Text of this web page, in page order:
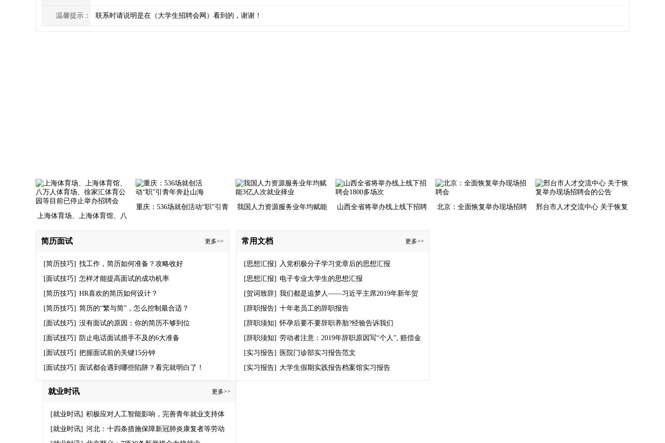
温馨提示： 联系时请说明是在（大学生招聘会网）看到的，谢谢！
上海体育场、上海体育馆、八
等目前已停止举办招聘会
重庆：536场就创活动“职”引青
我国人力资源服务业年均赋能
山西全省将举办线上线下招聘
北京：全面恢复举办现场招聘
邢台市人才交流中心 关于恢复
简历面试 更多>>
[简历技巧] 找工作，简历如何准备？攻略收好
[面试技巧] 怎样才能提高面试的成功机率
[简历技巧] HR喜欢的简历如何设计？
[简历技巧] 简历的“繁与简”，怎么控制最合适？
[面试技巧] 没有面试的原因：你的简历不够到位
[面试技巧]
防止电话面试措手不及的6大准备
[面试技巧] 把握面试前的关键15分钟
[面试技巧] 面试都会遇到哪些陷阱？看完就明白了！
常用文档 更多>>
[思想汇报]
入党积极分子学习党章后的思想汇报
[思想汇报] 电子专业大学生的思想汇报
[贺词致辞] 我们都是追梦人——习近平主席2019年新年贺
词启示录
[辞职报告] 十年老员工的辞职报告
[辞职须知] 怀孕后要不要辞职养胎?经验告诉我们
[辞职须知] 劳动者注意：2019年辞职原因写“个人”, 赔偿金
你拿不到！
[实习报告]
医院门诊部实习报告范文
[实习报告] 大学生假期实践报告档案馆实习报告
就业时讯 更多>>
[就业时讯] 积极应对人工智能影响，完善青年就业支持体
系
[就业时讯] 河北：十四条措施保障新冠肺炎康复者等劳动